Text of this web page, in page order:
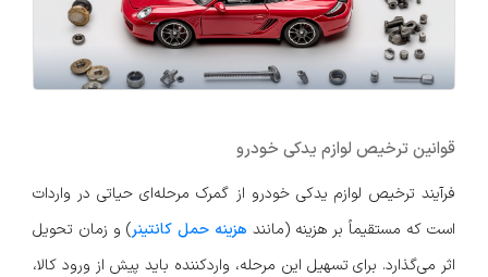
قوانین ترخیص لوازم یدکی خودرو
فرآیند ترخیص لوازم یدکی خودرو از گمرک مرحله‌ای حیاتی در واردات
است که مستقیماً بر هزینه (مانند هزینه حمل کانتینر) و زمان تحویل
اثر می‌گذارد. برای تسهیل این مرحله، واردکننده باید پیش از ورود کالا،